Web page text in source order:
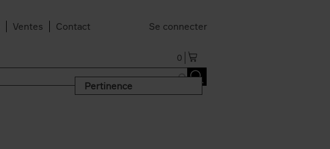
Ventes Contact Se connecter
0
Pertinence